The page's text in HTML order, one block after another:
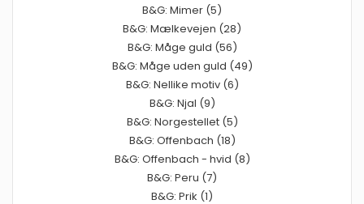
B&G: Mimer (5)
B&G: Mælkevejen (28)
B&G: Måge guld (56)
B&G: Måge uden guld (49)
B&G: Nellike motiv (6)
B&G: Njal (9)
B&G: Norgestellet (5)
B&G: Offenbach (18)
B&G: Offenbach - hvid (8)
B&G: Peru (7)
B&G: Prik (1)